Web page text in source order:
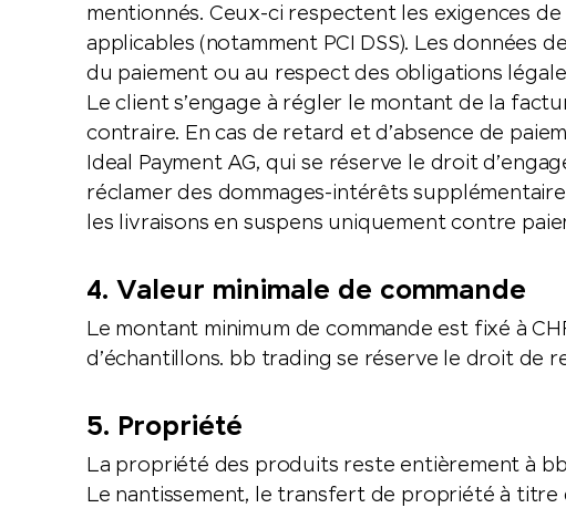
mentionnés. Ceux-ci respectent les exigences
applicables (notamment PCI DSS). Les données
du paiement ou au respect des obligations
Le client s’engage à régler le montant de la
contraire. En cas de retard et d’absence de
Ideal Payment AG, qui se réserve le droit
réclamer des dommages-intérêts
les livraisons en suspens uniquement contre
4. Valeur minimale de commande
Le montant minimum de commande est fixé à
d’échantillons. bb trading se réserve le droit de
5. Propriété
La propriété des produits reste entièrement à
Le nantissement, le transfert de propriété à